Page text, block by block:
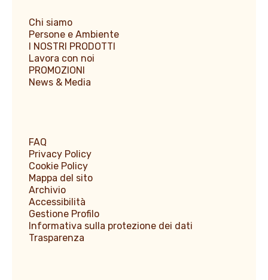
Chi siamo
Persone e Ambiente
I NOSTRI PRODOTTI
Lavora con noi
PROMOZIONI
News & Media
FAQ
Privacy Policy
Cookie Policy
Mappa del sito
Archivio
Accessibilità
Gestione Profilo
Informativa sulla protezione dei dati
Trasparenza